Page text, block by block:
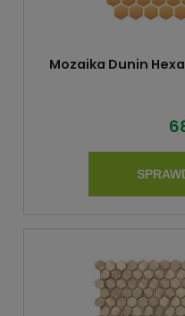
Mozaika Dunin